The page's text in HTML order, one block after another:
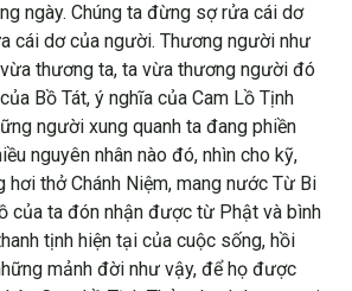
ngày. Chúng ta đừng sợ rửa cái dơ
cái dơ của người. Thương người như
thương ta, ta vừa thương người đó
Bồ Tát, ý nghĩa của Cam Lồ Tịnh
người xung quanh ta đang phiền
nguyên nhân nào đó, nhìn cho kỹ,
hơi thở Chánh Niệm, mang nước Từ Bi
của ta đón nhận được từ Phật và bình
tịnh hiện tại của cuộc sống, hồi
mảnh đời như vậy, để họ được